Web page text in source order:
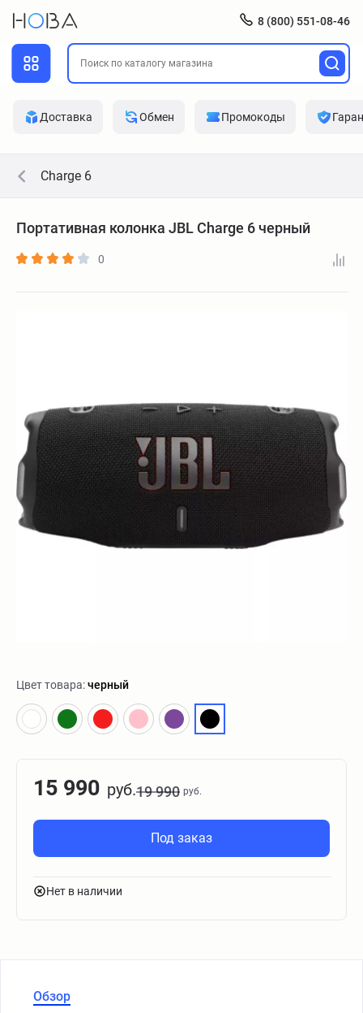
8 (800) 551-08-46
Доставка Обмен Промокоды
Charge 6
Портативная колонка JBL Charge 6 черный
0
Цвет товара:черный
15 990 руб.19 990 руб.
Под заказ
Нет в наличии
Обзор